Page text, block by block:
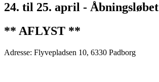
24. til 25. april - Åbningsløbet
** AFLYST **
Adresse: Flyvepladsen 10, 6330 Padborg